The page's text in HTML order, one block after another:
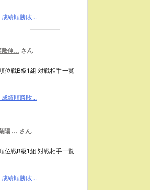
績順勝敗...
伸... さん
位戦B級1組 対戦相手一覧
績順勝敗...
陽 ... さん
位戦B級1組 対戦相手一覧
績順勝敗...